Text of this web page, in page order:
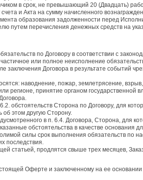
в срок, не превышающий 20 (Двадцать)
и Акта на сумму начисленного
образования задолженности перед
путем перечисления денежных средств на
по Договору в соответствии с
или полное неисполнение
заключения Договора в результате событий
наводнение, пожар, землетрясение,
регионе, принятие органом государственной
обстоятельств Сторона по Договору, для
об этом другую Сторону.
в п. 6.4. Договора, Сторона, для
обстоятельства в качестве основания
силы срок выполнения обязательств по
последствия.
статьей, продлятся свыше трех месяцев,
Оферте и заключенному на ее